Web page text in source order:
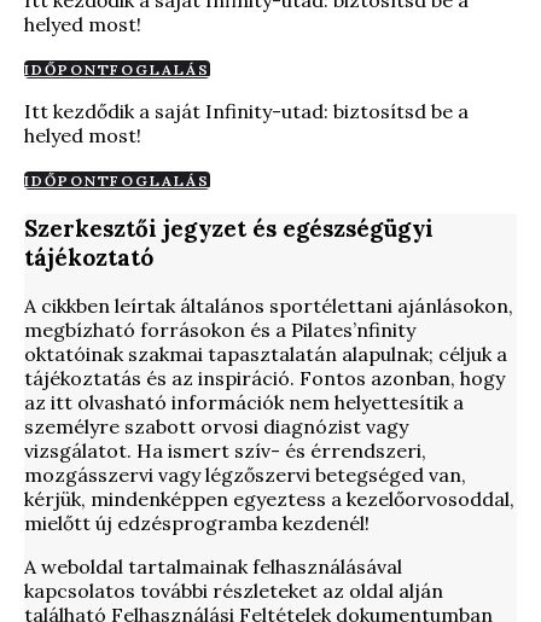
helyed most!
IDŐPONTFOGLALÁS
Itt kezdődik a saját Infinity-utad: biztosítsd be a
helyed most!
IDŐPONTFOGLALÁS
Szerkesztői jegyzet és egészségügyi
tájékoztató
A cikkben leírtak általános sportélettani ajánlásokon,
megbízható forrásokon és a Pilates’nfinity
oktatóinak szakmai tapasztalatán alapulnak; céljuk a
tájékoztatás és az inspiráció. Fontos azonban, hogy
az itt olvasható információk nem helyettesítik a
személyre szabott orvosi diagnózist vagy
vizsgálatot. Ha ismert szív- és érrendszeri,
mozgásszervi vagy légzőszervi betegséged van,
kérjük, mindenképpen egyeztess a kezelőorvosoddal,
mielőtt új edzésprogramba kezdenél!
A weboldal tartalmainak felhasználásával
kapcsolatos további részleteket az oldal alján
található Felhasználási Feltételek dokumentumban